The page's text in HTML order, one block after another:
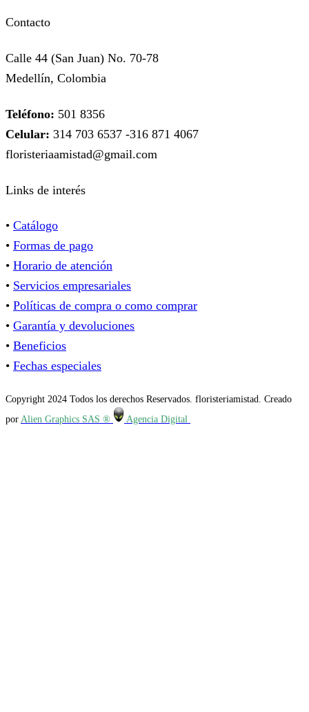
Contacto
Calle 44 (San Juan) No. 70-78
Medellín, Colombia
Teléfono: 501 8356
Celular: 314 703 6537 -316 871 4067
floristeriaamistad@gmail.com
Links de interés
• Catálogo
• Formas de pago
• Horario de atención
• Servicios empresariales
• Políticas de compra o como comprar
• Garantía y devoluciones
• Beneficios
• Fechas especiales
Copyright 2024 Todos los derechos Reservados. floristeriamistad. Creado
por Alien Graphics SAS ® Agencia Digital